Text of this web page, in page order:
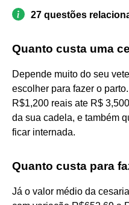
27 questões
Quanto custa uma
Depende muito do seu
escolher para fazer o
R$1,200 reais ate R$
da sua cadela, e também
ficar internada.
Quanto custa para
Já o valor médio da